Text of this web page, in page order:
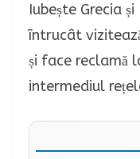
Iubește Grecia și
întrucât
și face reclamă
intermediul